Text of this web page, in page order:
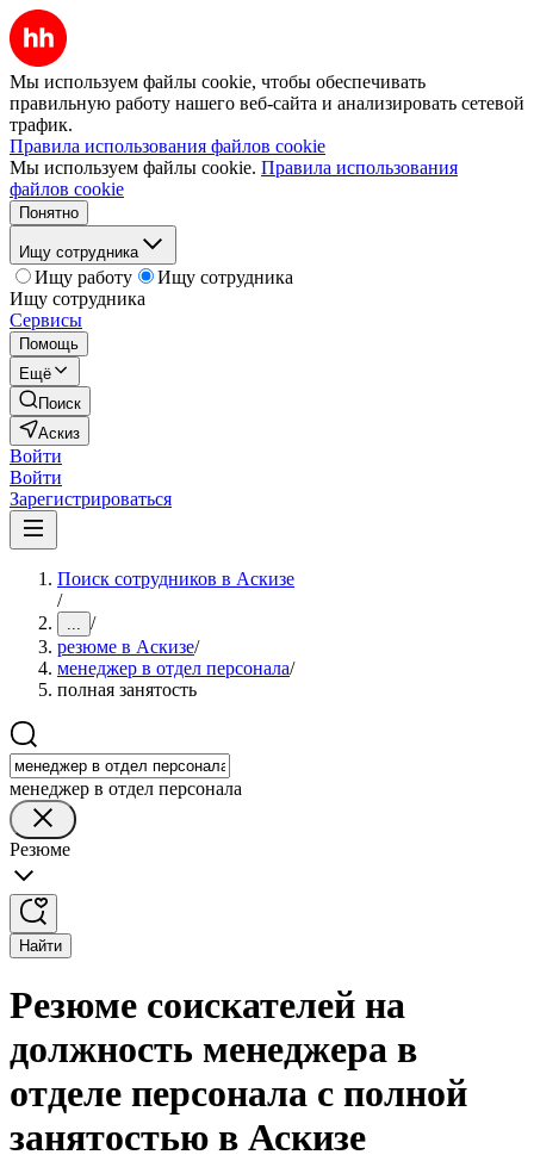
Мы используем файлы cookie, чтобы обеспечивать
правильную работу нашего веб-сайта и анализировать сетевой
трафик.
Правила использования файлов cookie
Мы используем файлы cookie. Правила использования
файлов cookie
Понятно
Ищу сотрудника
Ищу работу
Ищу сотрудника
Ищу сотрудника
Сервисы
Помощь
Ещё
Поиск
Аскиз
Войти
Войти
Зарегистрироваться
Поиск сотрудников в Аскизе
/
... /
резюме в Аскизе/
менеджер в отдел персонала/
полная занятость
менеджер в отдел персонала
Резюме
Найти
Резюме соискателей на
должность менеджера в
отделе персонала с полной
занятостью в Аскизе